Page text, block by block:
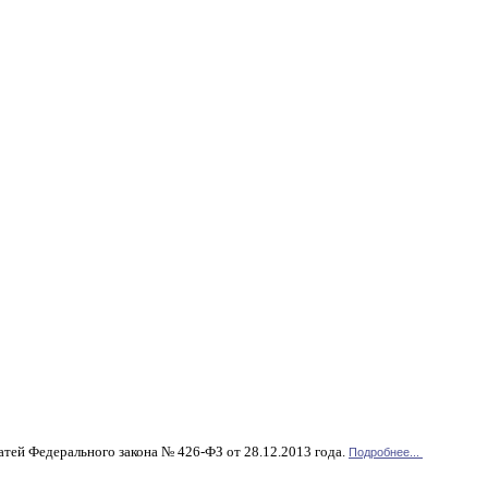
Федерального закона № 426-ФЗ от 28.12.2013 года. Подробнее...